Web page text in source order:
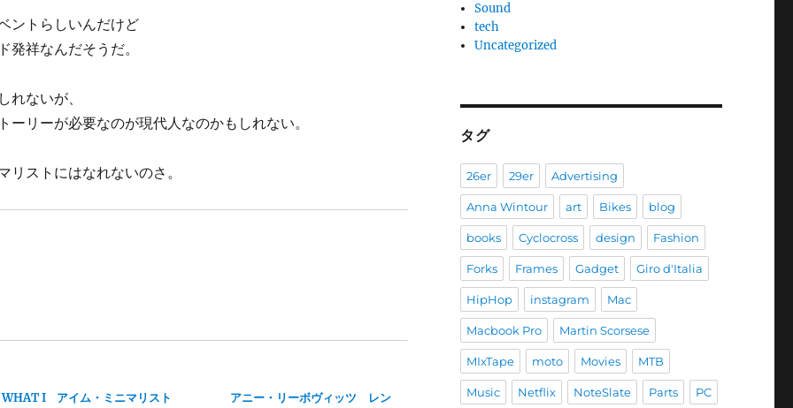
ントらしいんだけど
発祥なんだそうだ。
れないが、
ーリーが必要なのが現代人なのかもしれない。
リストにはなれないのさ。
WHAT I
アイム・ミニマリスト
アニー・リーボヴィッツ レン
Sound
tech
Uncategorized
タグ
26er 29er Advertising
Anna Wintour art Bikes blog
books Cyclocross design Fashion
Forks Frames Gadget Giro d'Italia
HipHop instagram Mac
Macbook Pro Martin Scorsese
MIxTape moto Movies MTB
Music Netflix NoteSlate Parts PC